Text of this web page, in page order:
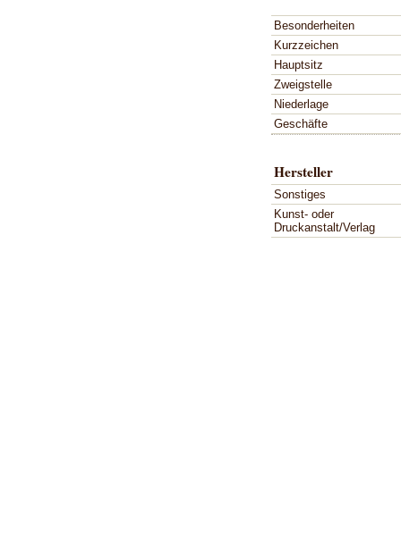
Besonderheiten
Kurzzeichen
Hauptsitz
Zweigstelle
Niederlage
Geschäfte
Hersteller
Sonstiges
Kunst- oder
Druckanstalt/Verlag